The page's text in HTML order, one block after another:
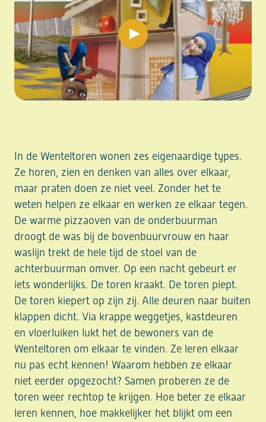
play video
In de Wenteltoren wonen zes eigenaardige types.
Ze horen, zien en denken van alles over elkaar,
maar praten doen ze niet veel. Zonder het te
weten helpen ze elkaar en werken ze elkaar tegen.
De warme pizzaoven van de onderbuurman
droogt de was bij de bovenbuurvrouw en haar
waslijn trekt de hele tijd de stoel van de
achterbuurman omver. Op een nacht gebeurt er
iets wonderlijks. De toren kraakt. De toren piept.
De toren kiepert op zijn zij. Alle deuren naar buiten
klappen dicht. Via krappe weggetjes, kastdeuren
en vloerluiken lukt het de bewoners van de
Wenteltoren om elkaar te vinden. Ze leren elkaar
nu pas echt kennen! Waarom hebben ze elkaar
niet eerder opgezocht? Samen proberen ze de
toren weer rechtop te krijgen. Hoe beter ze elkaar
leren kennen, hoe makkelijker het blijkt om een